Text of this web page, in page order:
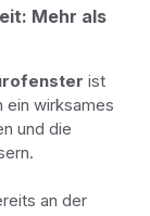
Mehr als
ist
ein wirksames
und die
an der